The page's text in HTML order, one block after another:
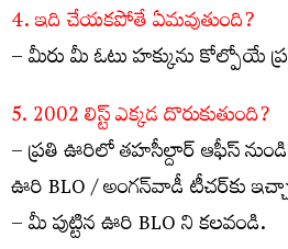
4. ఇది చేయకపోతే ఏమవుతుంది?
– మీరు మీ ఓటు హక్కును కోల్పోయే
5. 2002 లిస్ట్ ఎక్కడ దొరుకుతుంది?
– ప్రతి ఊరిలో తహసీల్దార్ ఆఫీస్ నుండి
ఊరి BLO / అంగన్‌వాడీ టీచర్‌కు
– మీ పుట్టిన ఊరి BLO ని కలవండి.